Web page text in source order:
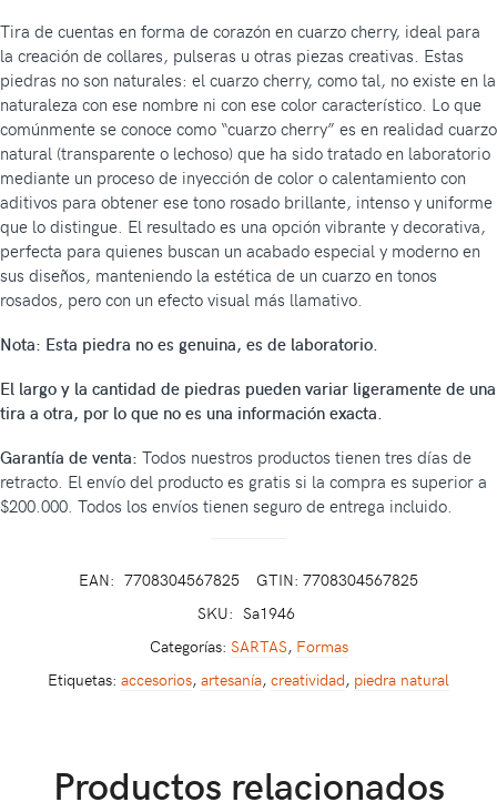
Tira de cuentas en forma de corazón en cuarzo cherry, ideal para
la creación de collares, pulseras u otras piezas creativas. Estas
piedras no son naturales: el cuarzo cherry, como tal, no existe en la
naturaleza con ese nombre ni con ese color característico. Lo que
comúnmente se conoce como “cuarzo cherry” es en realidad cuarzo
natural (transparente o lechoso) que ha sido tratado en laboratorio
mediante un proceso de inyección de color o calentamiento con
aditivos para obtener ese tono rosado brillante, intenso y uniforme
que lo distingue. El resultado es una opción vibrante y decorativa,
perfecta para quienes buscan un acabado especial y moderno en
sus diseños, manteniendo la estética de un cuarzo en tonos
rosados, pero con un efecto visual más llamativo.
Nota: Esta piedra no es genuina, es de laboratorio.
El largo y la cantidad de piedras pueden variar ligeramente de una
tira a otra, por lo que no es una información exacta.
Garantía de venta: Todos nuestros productos tienen tres días de
retracto. El envío del producto es gratis si la compra es superior a
$200.000. Todos los envíos tienen seguro de entrega incluido.
EAN: 7708304567825
GTIN: 7708304567825
SKU: Sa1946
Categorías: SARTAS, Formas
Etiquetas: accesorios, artesanía, creatividad, piedra natural
Productos relacionados